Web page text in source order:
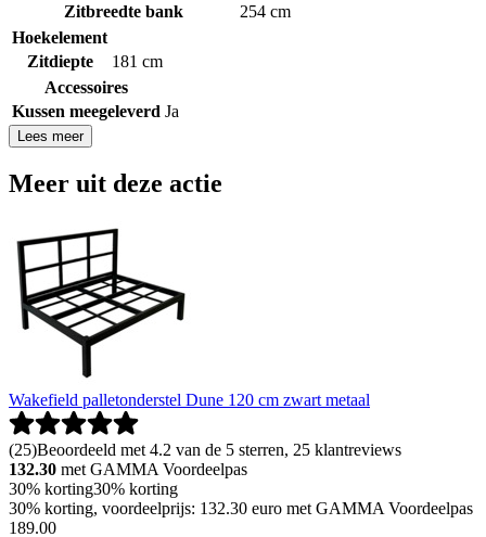
Zitbreedte bank
254 cm
Hoekelement
Zitdiepte
181 cm
Accessoires
Kussen meegeleverd Ja
Lees meer
Meer uit deze actie
Wakefield palletonderstel Dune 120 cm zwart metaal
(25)Beoordeeld met 4.2 van de 5 sterren, 25 klantreviews
132.30 met GAMMA Voordeelpas
30% korting30% korting
30% korting, voordeelprijs: 132.30 euro met GAMMA Voordeelpas
189.00